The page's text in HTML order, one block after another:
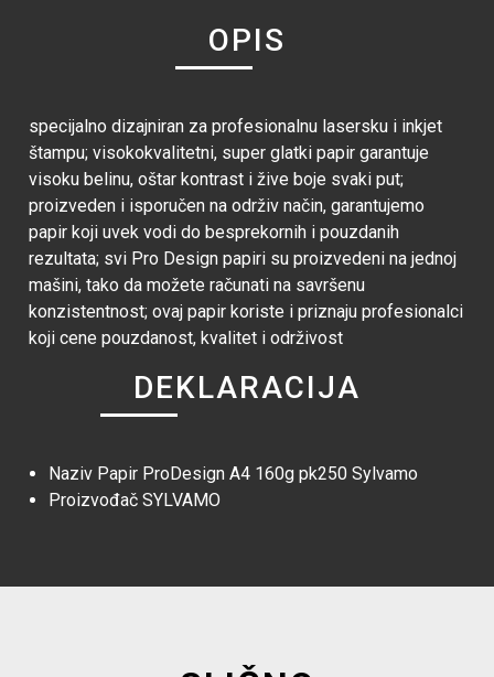
OPIS
specijalno dizajniran za profesionalnu lasersku i inkjet
štampu; visokokvalitetni, super glatki papir garantuje
visoku belinu, oštar kontrast i žive boje svaki put;
proizveden i isporučen na održiv način, garantujemo
papir koji uvek vodi do besprekornih i pouzdanih
rezultata; svi Pro Design papiri su proizvedeni na jednoj
mašini, tako da možete računati na savršenu
konzistentnost; ovaj papir koriste i priznaju profesionalci
koji cene pouzdanost, kvalitet i održivost
DEKLARACIJA
Naziv Papir ProDesign A4 160g pk250 Sylvamo
Proizvođač SYLVAMO